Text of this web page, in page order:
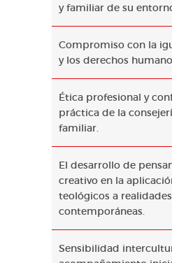
y familiar de su
Compromiso con la
y los derechos
Ética profesional y
práctica de la
familiar.
El desarrollo de
creativo en la
teológicos a
contemporáneas.
Sensibilidad